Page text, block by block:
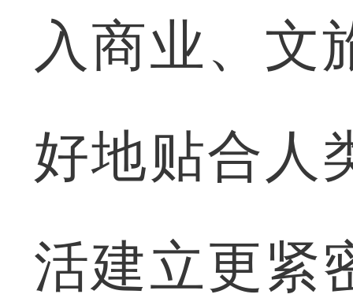
入商业、文
好地贴合人
活建立更紧